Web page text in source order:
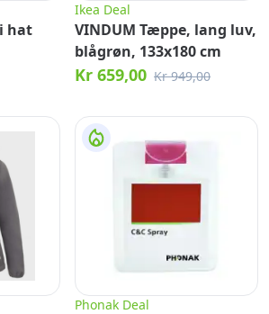
hat
Ikea Deal
VINDUM Tæppe, lang luv,
blågrøn, 133x180 cm
Kr 659,00 Kr 949,00
Phonak Deal